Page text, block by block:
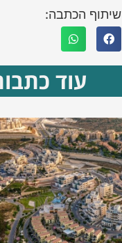
שיתוף הכתבה:
עוד